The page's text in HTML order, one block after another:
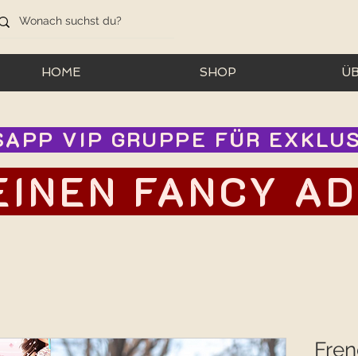
HOME SHOP
VIP GRUPPE FÜR
FANCY